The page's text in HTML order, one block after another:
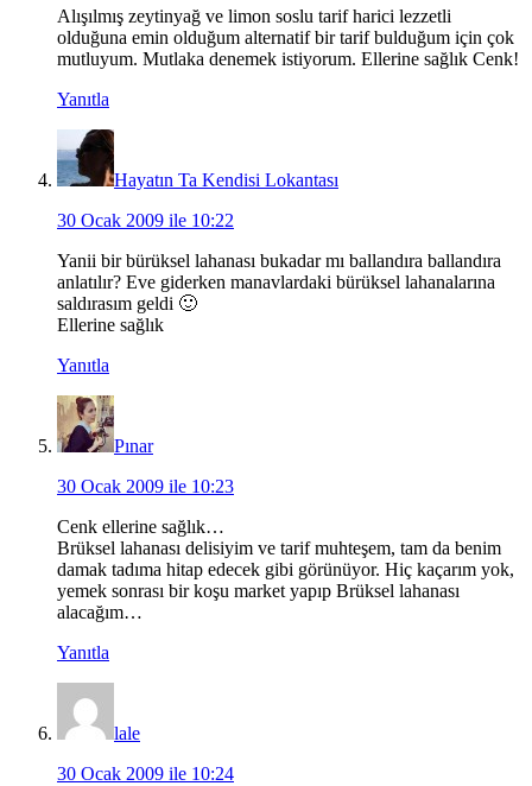
Alışılmış zeytinyağ ve limon soslu tarif harici lezzetli
olduğuna emin olduğum alternatif bir tarif bulduğum için çok
mutluyum. Mutlaka denemek istiyorum. Ellerine sağlık Cenk!
Yanıtla
Hayatın Ta Kendisi Lokantası
30 Ocak 2009 ile 10:22
Yanii bir bürüksel lahanası bukadar mı ballandıra ballandıra
anlatılır? Eve giderken manavlardaki bürüksel lahanalarına
saldırasım geldi 🙂
Ellerine sağlık
Yanıtla
Pınar
30 Ocak 2009 ile 10:23
Cenk ellerine sağlık…
Brüksel lahanası delisiyim ve tarif muhteşem, tam da benim
damak tadıma hitap edecek gibi görünüyor. Hiç kaçarım yok,
yemek sonrası bir koşu market yapıp Brüksel lahanası
alacağım…
Yanıtla
lale
30 Ocak 2009 ile 10:24